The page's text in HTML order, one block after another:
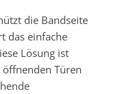
die Bandseite
das einfache
Lösung ist
Türen